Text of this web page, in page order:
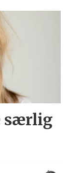
særlig